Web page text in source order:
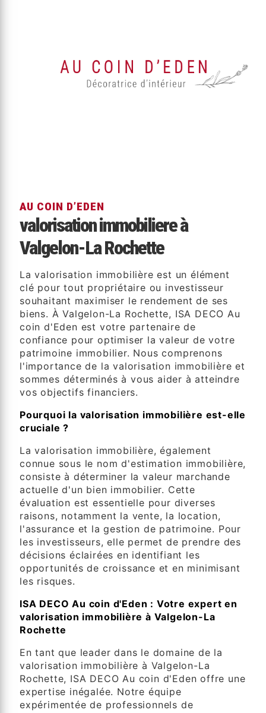
AU COIN D’EDEN
valorisation immobiliere à
Valgelon-La Rochette
La valorisation immobilière est un élément
clé pour tout propriétaire ou investisseur
souhaitant maximiser le rendement de ses
biens. À Valgelon-La Rochette, ISA DECO Au
coin d'Eden est votre partenaire de
confiance pour optimiser la valeur de votre
patrimoine immobilier. Nous comprenons
l'importance de la valorisation immobilière et
sommes déterminés à vous aider à atteindre
vos objectifs financiers.
Pourquoi la valorisation immobilière est-elle
cruciale ?
La valorisation immobilière, également
connue sous le nom d'estimation immobilière,
consiste à déterminer la valeur marchande
actuelle d'un bien immobilier. Cette
évaluation est essentielle pour diverses
raisons, notamment la vente, la location,
l'assurance et la gestion de patrimoine. Pour
les investisseurs, elle permet de prendre des
décisions éclairées en identifiant les
opportunités de croissance et en minimisant
les risques.
ISA DECO Au coin d'Eden : Votre expert en
valorisation immobilière à Valgelon-La
Rochette
En tant que leader dans le domaine de la
valorisation immobilière à Valgelon-La
Rochette, ISA DECO Au coin d'Eden offre une
expertise inégalée. Notre équipe
expérimentée de professionnels de